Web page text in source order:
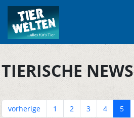
TIERISCHE NEWS
vorherige 1 2 3 4 5